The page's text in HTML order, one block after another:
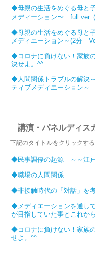
◆母親の生活をめぐる母と
メディーション〜 full ver.
◆母親の生活をめぐる母と
メディエーション～(2分
◆コロナに負けない！家族
決せよ。^^
◆人間関係トラブルの解決
ティブメディエーション～
講演・パネルディス
下記のタイトルをクリックする
◆民事調停の起源 ～～江
◆職場の人間関係
◆非接触時代の「対話」を
◆メディエーションを通し
が目指していた事とこれから
◆コロナに負けない！家族
せよ。^^